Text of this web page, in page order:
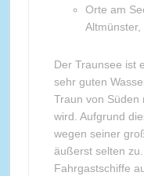
Orte am
Der Traunsee ist
sehr guten
Traun von Süden
wird. Aufgrund
wegen seiner
äußerst selten
Fahrgastschiffe